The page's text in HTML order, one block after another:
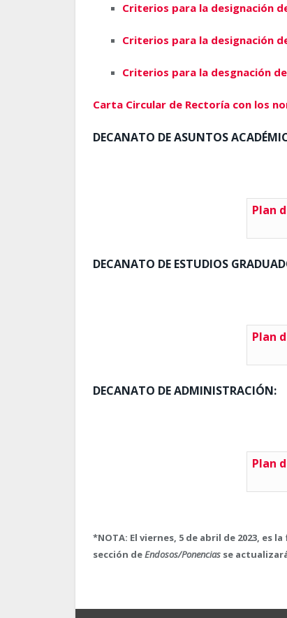
Criterios para la designación
Criterios para la designación
Criterios para la desgnación
Carta Circular de Rectoría con los
DECANATO DE ASUNTOS
Plan
DECANATO DE ESTUDIOS
Plan
DECANATO DE ADMINISTRACIÓN:
Plan
*NOTA: El viernes, 5 de abril de 2023,
sección deEndosos/Ponencias se